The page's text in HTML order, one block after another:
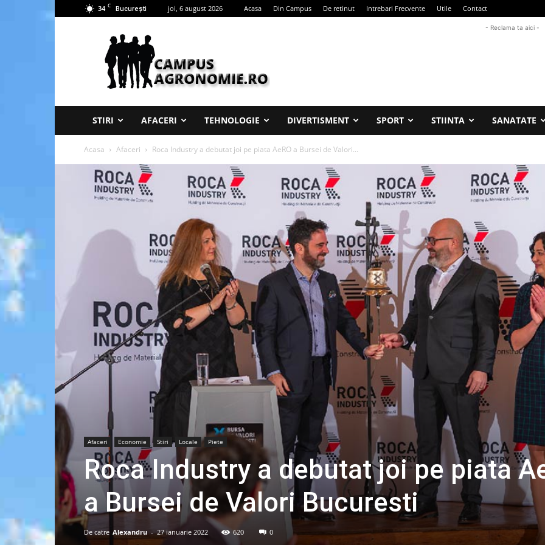
34 C București joi, 6 august 2026 Acasa Din Campus De retinut Intrebari Frecvente Utile Contact
Campus
Agronomie
- Reclama ta aici -
STIRI AFACERI TEHNOLOGIE DIVERTISMENT SPORT STIINTA SANATATE
Acasa Afaceri Roca Industry a debutat joi pe piata AeRO a Bursei de Valori...
Afaceri Economie Stiri Locale Piete
Roca Industry a debutat joi pe piata
a Bursei de Valori Bucuresti
De catre Alexandru - 27 ianuarie 2022 620 0